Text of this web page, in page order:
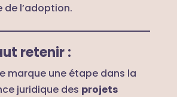
de l’adoption.
retenir:
marque une étape dans la
juridique des projets